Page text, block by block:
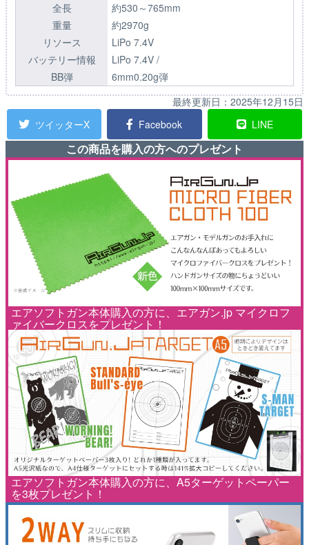
全長
約530～765mm
重量
約2970g
リソース
LiPo 7.4V
バッテリー情報
LiPo 7.4V /
BB弾
6mm0.20g弾
最終更新日： 2025年12月15日
ツイッターX
Facebook LINE
この商品を購入の方へのプレゼント
エアソフトガン本体購入の方に、エアガン.jp マイクロフ
ァイバークロスをプレゼント！
エアソフトガン本体購入の方に、A5ターゲットペーパー
を3枚プレゼント！